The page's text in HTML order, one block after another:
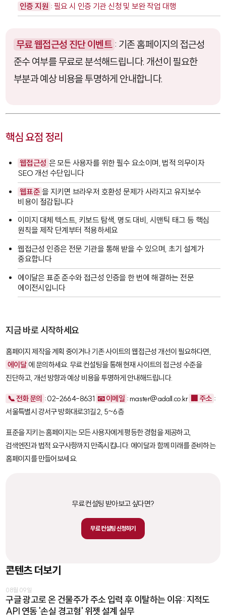
인증 지원 : 필요 시 인증 기관 신청 및 보완 작업 대행
무료 웹접근성 진단 이벤트 : 기존 홈페이지의 접근성
준수 여부를 무료로 분석해드립니다. 개선이 필요한
부분과 예상 비용을 투명하게 안내합니다.
핵심 요점 정리
웹접근성 은 모든 사용자를 위한 필수 요소이며, 법적 의무이자
SEO 개선 수단입니다
웹표준 을 지키면 브라우저 호환성 문제가 사라지고 유지보수
비용이 절감됩니다
이미지 대체 텍스트, 키보드 탐색, 명도 대비, 시맨틱 태그 등 핵심
원칙을 제작 단계부터 적용하세요
웹접근성 인증은 전문 기관을 통해 받을 수 있으며, 초기 설계가
중요합니다
에이달은 표준 준수와 접근성 인증을 한 번에 해결하는 전문
에이전시입니다
지금 바로 시작하세요
홈페이지 제작을 계획 중이거나 기존 사이트의 웹접근성 개선이 필요하다면,
에이달 에 문의하세요. 무료 컨설팅을 통해 현재 사이트의 접근성 수준을
진단하고, 개선 방향과 예상 비용을 투명하게 안내해드립니다.
📞 전화 문의 : 02-2664-8631 📧 이메일 : master@adall.co.kr 🏢 주소 :
서울특별시 강서구 방화대로31길 2, 5~6층
표준을 지키는 홈페이지는 모든 사용자에게 평등한 경험을 제공하고,
검색엔진과 법적 요구사항까지 만족시킵니다. 에이달과 함께 미래를 준비하는
홈페이지를 만들어보세요.
무료 컨설팅 받아보고 싶다면?
무료 컨설팅 신청하기
콘텐츠 더보기
08월 09일
구글 광고로 온 건물주가 주소 입력 후 이탈하는 이유: 지적도
API 연동 '손실 경고형' 위젯 설계 실무